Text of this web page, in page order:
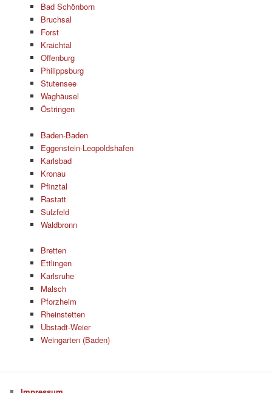
Bad Schönborn
Bruchsal
Forst
Kraichtal
Offenburg
Philippsburg
Stutensee
Waghäusel
Östringen
Baden-Baden
Eggenstein-Leopoldshafen
Karlsbad
Kronau
Pfinztal
Rastatt
Sulzfeld
Waldbronn
Bretten
Ettlingen
Karlsruhe
Malsch
Pforzheim
Rheinstetten
Ubstadt-Weier
Weingarten (Baden)